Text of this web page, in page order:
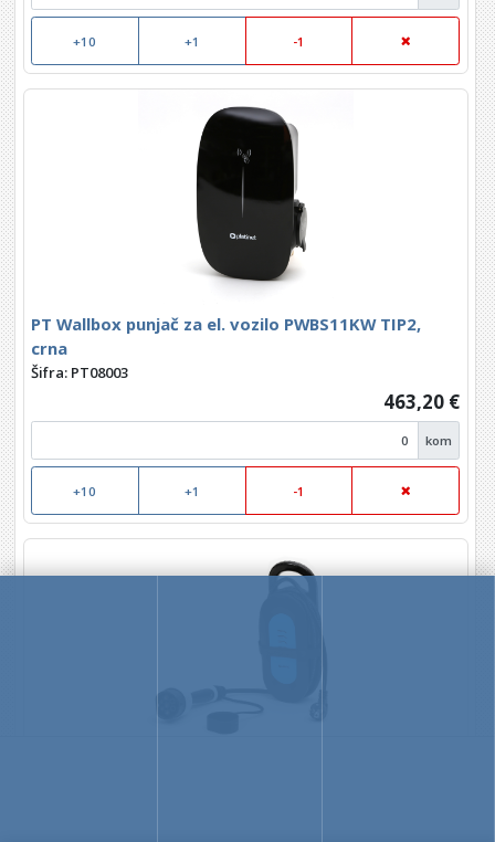
+10 +1 -1
PT Wallbox punjač za el. vozilo PWBS11KW TIP2,
crna
Šifra: PT08003
463,20 €
kom
+10 +1 -1